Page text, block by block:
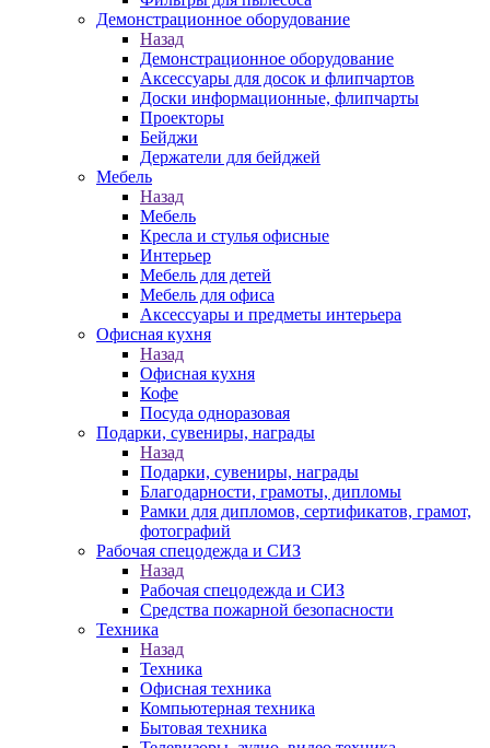
Демонстрационное оборудование
Назад
Демонстрационное оборудование
Аксессуары для досок и флипчартов
Доски информационные, флипчарты
Проекторы
Бейджи
Держатели для бейджей
Мебель
Назад
Мебель
Кресла и стулья офисные
Интерьер
Мебель для детей
Мебель для офиса
Аксессуары и предметы интерьера
Офисная кухня
Назад
Офисная кухня
Кофе
Посуда одноразовая
Подарки, сувениры, награды
Назад
Подарки, сувениры, награды
Благодарности, грамоты, дипломы
Рамки для дипломов, сертификатов, грамот,
фотографий
Рабочая спецодежда и СИЗ
Назад
Рабочая спецодежда и СИЗ
Средства пожарной безопасности
Техника
Назад
Техника
Офисная техника
Компьютерная техника
Бытовая техника